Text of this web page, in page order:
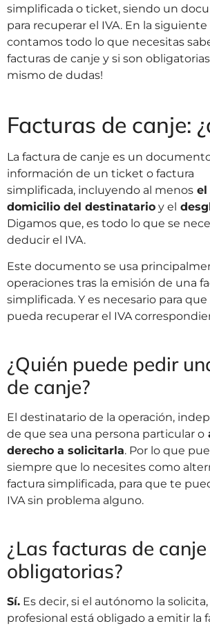
simplificada o ticket, siendo un
para recuperar el IVA. En la
contamos todo lo que necesitas
facturas de canje y si son obligatorias.
mismo de dudas!
Facturas de canje:
La factura de canje es un
información de un ticket o factura
simplificada, incluyendo al menos el
domicilio del destinatario y el
Digamos que, es todo lo que se
deducir el IVA.
Este documento se usa
operaciones tras la emisión de una
simplificada. Y es necesario para
pueda recuperar el IVA
¿Quién puede pedir
de canje?
El destinatario de la operación,
de que sea una persona particular o
derecho a solicitarla. Por lo que
siempre que lo necesites como
factura simplificada, para que te
IVA sin problema alguno.
¿Las facturas de
obligatorias?
Sí. Es decir, si el autónomo la solicita,
profesional está obligado a emitir la